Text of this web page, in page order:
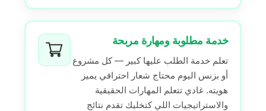
خدمة مطلوبة ومهارة مربحة
تعلم خدمة الطلب عليها كبير — كل مشروع
أو بزنس اليوم محتاج شعار احترافي يميز
هويته. غادي تتعلم المهارات الحقيقية
والاستراتيجيات اللي كتخليك تقدم نتائج